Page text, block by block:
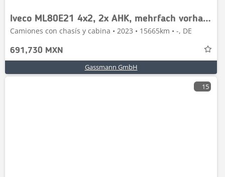
Iveco ML80E21 4x2, 2x AHK, mehrfach vorhanden!
Camiones con chasís y cabina • 2023 • 15665km • -, DE
691,730 MXN
Gassmann GmbH
15